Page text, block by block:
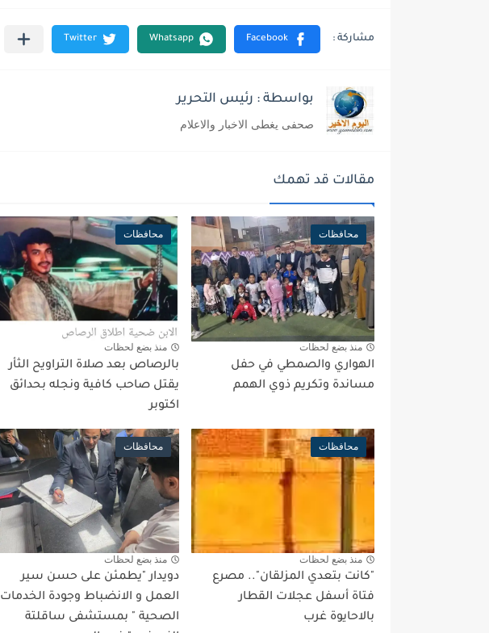
بواسطة : رئيس التحرير
صحفى يغطى الاخبار والاعلام
مقالات قد تهمك
محافظات
منذ بضع لحظات
الهواري والصمطي في حفل
مساندة وتكريم ذوي الهمم
محافظات
منذ بضع لحظات
بالرصاص بعد صلاة التراويح الثأر
يقتل صاحب كافية ونجله بحدائق
اكتوبر
محافظات
منذ بضع لحظات
"كانت بتعدي المزلقان".. مصرع
فتاة أسفل عجلات القطار
بالاحايوة غرب
محافظات
منذ بضع لحظات
دويدار "يطمئن على حسن سير
العمل و الانضباط وجودة الخدمات
الصحية " بمستشفى ساقلتة